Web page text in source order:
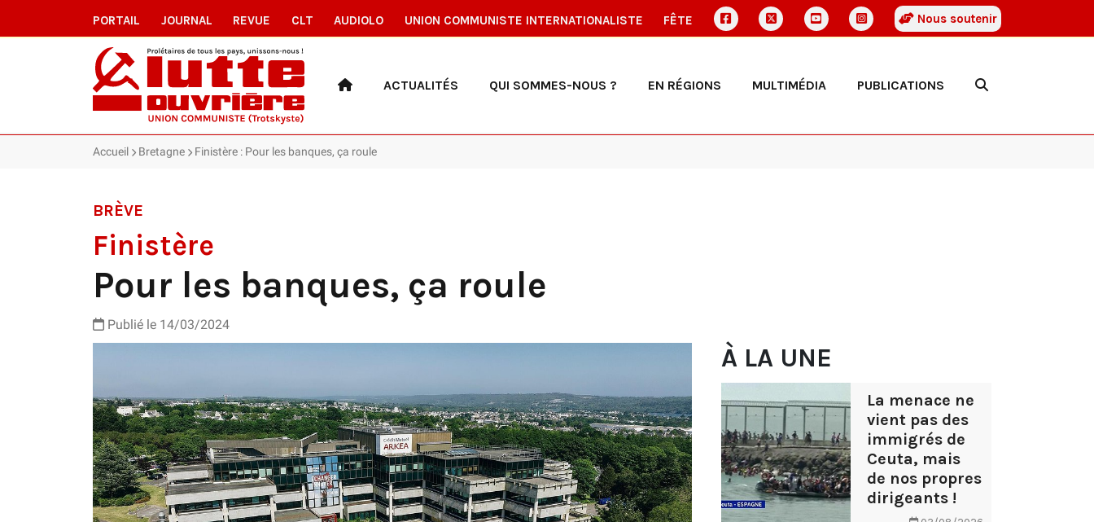
PORTAIL JOURNAL REVUE CLT AUDIOLO UNION COMMUNISTE INTERNATIONALISTE FÊTE Nous soutenir
ACTUALITÉS QUI SOMMES-NOUS ? EN RÉGIONS MULTIMÉDIA PUBLICATIONS
Accueil Bretagne Finistère : Pour les banques, ça roule
BRÈVE
Finistère
Pour les banques, ça roule
Publié le 14/03/2024
À LA UNE
La menace ne
vient pas des
immigrés de
Ceuta, mais
de nos propres
dirigeants !